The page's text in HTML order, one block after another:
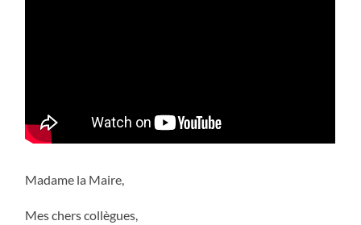
Madame la Maire,
Mes chers collègues,